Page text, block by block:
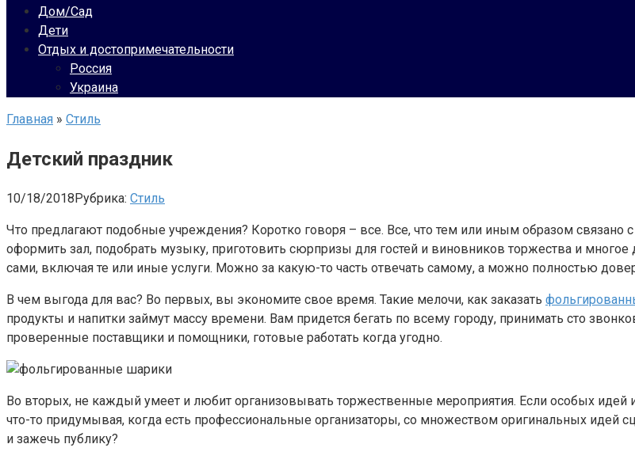
Дом/Сад
Дети
Отдых и достопримечательности
Россия
Украина
Главная » Стиль
Детский праздник
10/18/2018Рубрика: Стиль
Что предлагают подобные учреждения? Коротко говоря – все. Все, что тем или иным образом связано
оформить зал, подобрать музыку, приготовить сюрпризы для гостей и виновников торжества и многое
сами, включая те или иные услуги. Можно за какую-то часть отвечать самому, а можно полностью
В чем выгода для вас? Во первых, вы экономите свое время. Такие мелочи, как заказать
продукты и напитки займут массу времени. Вам придется бегать по всему городу, принимать сто
проверенные поставщики и помощники, готовые работать когда угодно.
Во вторых, не каждый умеет и любит организовывать торжественные мероприятия. Если особых идей
что-то придумывая, когда есть профессиональные организаторы, со множеством оригинальных идей
и зажечь публику?